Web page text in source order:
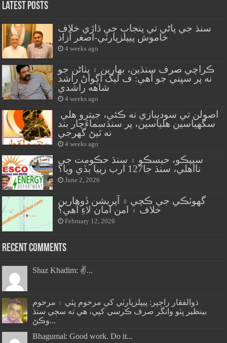
Latest Posts
سنڌ جي پاڻي تي پنجاب جي ڌاڙي خلاف
خاموش پيپلزپارٽي-اصغر آزاد
4 weeks ago
ڪراچي صرف سنڌين، بهارين ۽ پٺاڻن جو
نه پر سڀني جو آهي: ف ليگ اڳواڻ راشد
شاهه راشدي
4 weeks ago
سگهياسين هلياسين، پر سنڌسماءَچار بند
نه ٿيڻ گهرجي
4 weeks ago
سيپڪو، حيسڪو ۽ سنڌ حڪومت جي
نااهلي، سنڌ جا127 ارب رپيا ٻڏي ويا؟
June 2, 2026
گهوٽڪي جي ڪچي ۾ آپريشن ڏوهارين
خلاف ۽ امن امان لاءِ آهي؟
February 12, 2026
Recent Comments
Shaz Khadim: ✌️...
ذوالفقار راڄپر: پيپلزپارٽي کي مرحوم ڀٽي ۽ مرحوم
بينظير ڀٽو وانگر صرف ڪرسي کپي، هي ته سڄي سنڌ
وڪڻ...
Bhagumal: Good work. Do it...